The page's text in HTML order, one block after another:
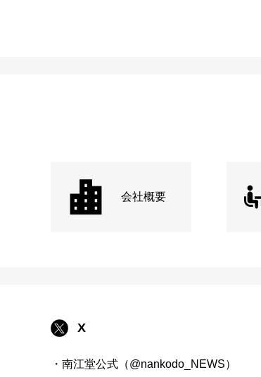
会社概要
X
・南江堂公式（@nankodo_NEWS）